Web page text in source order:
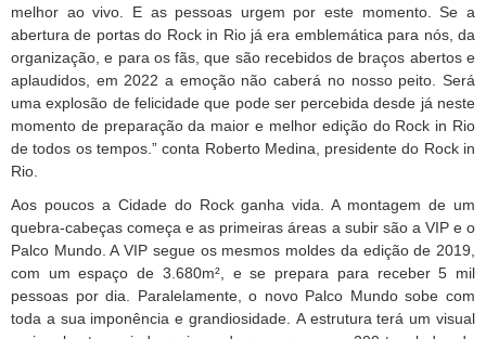
melhor ao vivo. E as pessoas urgem por este momento. Se a
abertura de portas do Rock in Rio já era emblemática para nós, da
organização, e para os fãs, que são recebidos de braços abertos e
aplaudidos, em 2022 a emoção não caberá no nosso peito. Será
uma explosão de felicidade que pode ser percebida desde já neste
momento de preparação da maior e melhor edição do Rock in Rio
de todos os tempos.” conta Roberto Medina, presidente do Rock in
Rio.
Aos poucos a Cidade do Rock ganha vida. A montagem de um
quebra-cabeças começa e as primeiras áreas a subir são a VIP e o
Palco Mundo. A VIP segue os mesmos moldes da edição de 2019,
com um espaço de 3.680m², e se prepara para receber 5 mil
pessoas por dia. Paralelamente, o novo Palco Mundo sobe com
toda a sua imponência e grandiosidade. A estrutura terá um visual